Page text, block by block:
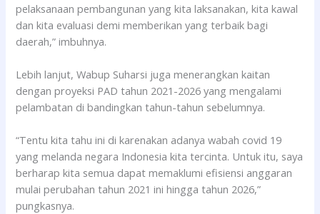
pelaksanaan pembangunan yang kita laksanakan, kita kawal
dan kita evaluasi demi memberikan yang terbaik bagi
daerah,” imbuhnya.
Lebih lanjut, Wabup Suharsi juga menerangkan kaitan
dengan proyeksi PAD tahun 2021-2026 yang mengalami
pelambatan di bandingkan tahun-tahun sebelumnya.
“Tentu kita tahu ini di karenakan adanya wabah covid 19
yang melanda negara Indonesia kita tercinta. Untuk itu, saya
berharap kita semua dapat memaklumi efisiensi anggaran
mulai perubahan tahun 2021 ini hingga tahun 2026,”
pungkasnya.